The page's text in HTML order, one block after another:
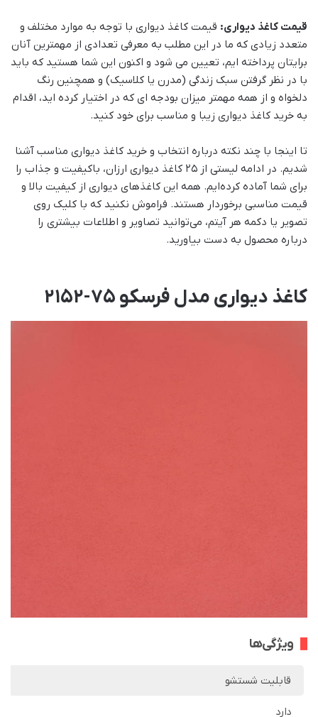
قیمت کاغذ دیواری: قیمت کاغذ دیواری با توجه به موارد مختلف و
متعدد زیادی که ما در این مطلب به معرفی تعدادی از مهمترین آنان
برایتان پرداخته ایم، تعیین می شود و اکنون این شما هستید که باید
با در نظر گرفتن سبک زندگی (مدرن یا کلاسیک) و همچنین رنگ
دلخواه و از همه مهمتر میزان بودجه ای که در اختیار کرده اید، اقدام
به خرید کاغذ دیواری زیبا و مناسب برای خود کنید.
تا اینجا با چند نکته درباره انتخاب و خرید کاغذ دیواری مناسب آشنا
شدیم. در ادامه لیستی از 25 کاغذ دیواری ارزان، باکیفیت و جذاب را
برای شما آماده کرده‌ایم. همه این کاغذهای دیواری از کیفیت بالا و
قیمت مناسبی برخوردار هستند. فراموش نکنید که با کلیک روی
تصویر یا دکمه هر آیتم، می‌توانید تصاویر و اطلاعات بیشتری را
درباره محصول به دست بیاورید.
کاغذ دیواری مدل فرسکو 75-2152
ویژگی‌ها
قابلیت شستشو
دارد